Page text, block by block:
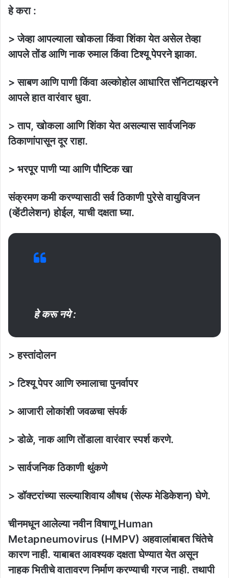
हे करा :
> जेव्हा आपल्याला खोकला किंवा शिंका येत असेल तेव्हा
आपले तोंड आणि नाक रुमाल किंवा टिश्यू पेपरने झाका.
> साबण आणि पाणी किंवा अल्कोहोल आधारित सॅनिटायझरने
आपले हात वारंवार धुवा.
> ताप, खोकला आणि शिंका येत असल्यास सार्वजनिक
ठिकाणांपासून दूर राहा.
> भरपूर पाणी प्या आणि पौष्टिक खा
संक्रमण कमी करण्यासाठी सर्व ठिकाणी पुरेसे वायुविजन
(व्हेंटीलेशन) होईल, याची दक्षता घ्या.
हे करू नये :
> हस्तांदोलन
> टिश्यू पेपर आणि रुमालाचा पुनर्वापर
> आजारी लोकांशी जवळचा संपर्क
> डोळे, नाक आणि तोंडाला वारंवार स्पर्श करणे.
> सार्वजनिक ठिकाणी थुंकणे
> डॉक्टरांच्या सल्ल्याशिवाय औषध (सेल्फ मेडिकेशन) घेणे.
चीनमधून आलेल्या नवीन विषाणू Human
Metapneumovirus (HMPV) अहवालांबाबत चिंतेचे
कारण नाही. याबाबत आवश्यक दक्षता घेण्यात येत असून
नाहक भितीचे वातावरण निर्माण करण्याची गरज नाही. तथापी